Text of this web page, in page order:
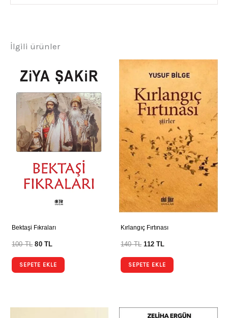
İlgili ürünler
Bektaşi Fıkraları
100TL 80TL
SEPETE EKLE
Kırlangıç Fırtınası
140TL 112TL
SEPETE EKLE